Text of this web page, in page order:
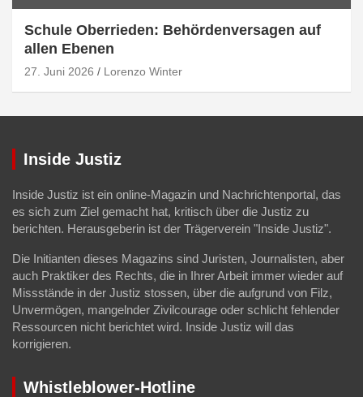
Schule Oberrieden: Behördenversagen auf
allen Ebenen
27. Juni 2026 Lorenzo Winter
Inside Justiz
Inside Justiz ist ein online-Magazin und Nachrichtenportal, das
es sich zum Ziel gemacht hat, kritisch über die Justiz zu
berichten. Herausgeberin ist der Trägerverein "Inside Justiz".
Die Initianten dieses Magazins sind Juristen, Journalisten, aber
auch Praktiker des Rechts, die in Ihrer Arbeit immer wieder auf
Missstände in der Justiz stossen, über die aufgrund von Filz,
Unvermögen, mangelnder Zivilcourage oder schlicht fehlender
Ressourcen nicht berichtet wird. Inside Justiz will das
korrigieren.
Whistleblower-Hotline